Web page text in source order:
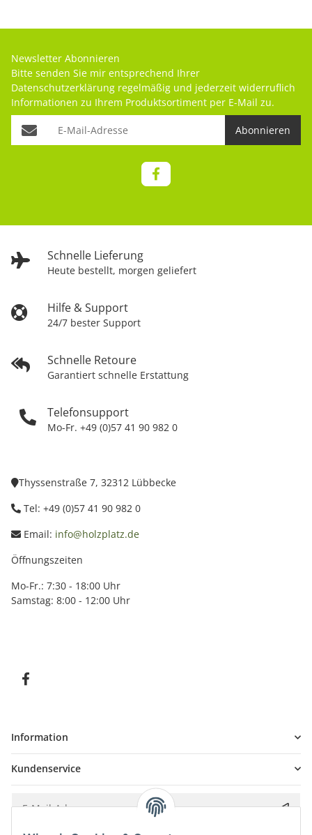
Schnelle Lieferung
Heute bestellt, morgen geliefert
Hilfe & Support
24/7 bester Support
Schnelle Retoure
Garantiert schnelle Erstattung
Telefonsupport
Mo-Fr. +49 (0)57 41 90 982 0
Newsletter Abonnieren
Bitte senden Sie mir entsprechend Ihrer
Datenschutzerklärung regelmäßig und jederzeit widerruflich
Informationen zu Ihrem Produktsortiment per E-Mail zu.
Abonnieren
Thyssenstraße 7, 32312 Lübbecke
Tel: +49 (0)57 41 90 982 0
Email: info@holzplatz.de
Öffnungszeiten
Mo-Fr.: 7:30 - 18:00 Uhr
Samstag: 8:00 - 12:00 Uhr
Information
Kundenservice